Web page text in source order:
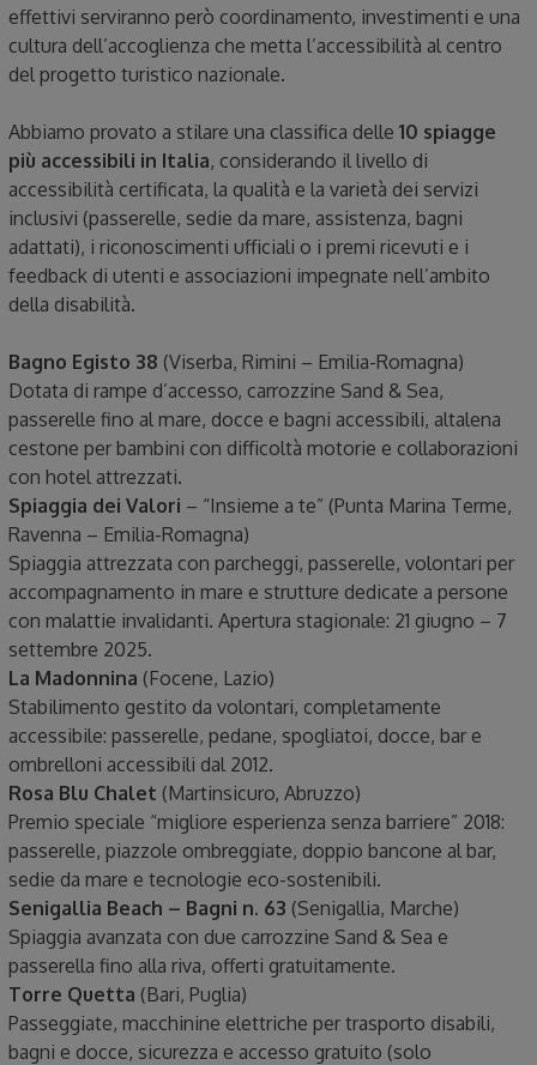
effettivi serviranno però coordinamento, investimenti e una
cultura dell’accoglienza che metta l’accessibilità al centro
del progetto turistico nazionale.
Abbiamo provato a stilare una classifica delle10 spiagge
più accessibili in Italia, considerando il livello di
accessibilità certificata, la qualità e la varietà dei servizi
inclusivi (passerelle, sedie da mare, assistenza, bagni
adattati), i riconoscimenti ufficiali o i premi ricevuti e i
feedback di utenti e associazioni impegnate nell’ambito
della disabilità.
Bagno Egisto 38 (Viserba, Rimini – Emilia-Romagna)
Dotata di rampe d’accesso, carrozzine Sand & Sea,
passerelle fino al mare, docce e bagni accessibili, altalena
cestone per bambini con difficoltà motorie e collaborazioni
con hotel attrezzati.
Spiaggia dei Valori – “Insieme a te” (Punta Marina Terme,
Ravenna – Emilia-Romagna)
Spiaggia attrezzata con parcheggi, passerelle, volontari per
accompagnamento in mare e strutture dedicate a persone
con malattie invalidanti. Apertura stagionale: 21 giugno – 7
settembre 2025.
La Madonnina (Focene, Lazio)
Stabilimento gestito da volontari, completamente
accessibile: passerelle, pedane, spogliatoi, docce, bar e
ombrelloni accessibili dal 2012.
Rosa Blu Chalet (Martinsicuro, Abruzzo)
Premio speciale “migliore esperienza senza barriere” 2018:
passerelle, piazzole ombreggiate, doppio bancone al bar,
sedie da mare e tecnologie eco-sostenibili.
Senigallia Beach – Bagni n. 63 (Senigallia, Marche)
Spiaggia avanzata con due carrozzine Sand & Sea e
passerella fino alla riva, offerti gratuitamente.
Torre Quetta (Bari, Puglia)
Passeggiate, macchinine elettriche per trasporto disabili,
bagni e docce, sicurezza e accesso gratuito (solo